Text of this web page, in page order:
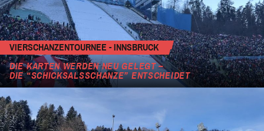
VIERSCHANZENTOURNEE - INNSBRUCK
DIE KARTEN WERDEN NEU GELEGT –
DIE “SCHICKSALSSCHANZE” ENTSCHEIDET